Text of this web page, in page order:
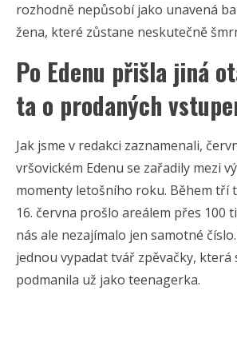
rozhodně nepůsobí jako unavená
žena, které zůstane neskutečně
Po Edenu přišla jiná
ta o prodaných
Jak jsme v redakci zaznamenali,
vršovickém Edenu se zařadily mezi
momenty letošního roku. Během tří
16. června prošlo areálem přes 100
nás ale nezajímalo jen samotné
jednou vypadat tvář zpěvačky, která
podmanila už jako teenagerka.